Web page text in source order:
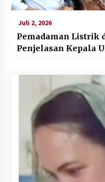
Juli 2, 2026
Pemadaman Listrik
Penjelasan Kepala